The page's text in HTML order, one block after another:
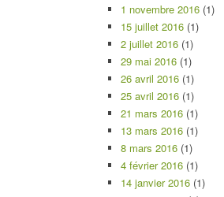
1 novembre 2016 (1)
15 juillet 2016 (1)
2 juillet 2016 (1)
29 mai 2016 (1)
26 avril 2016 (1)
25 avril 2016 (1)
21 mars 2016 (1)
13 mars 2016 (1)
8 mars 2016 (1)
4 février 2016 (1)
14 janvier 2016 (1)